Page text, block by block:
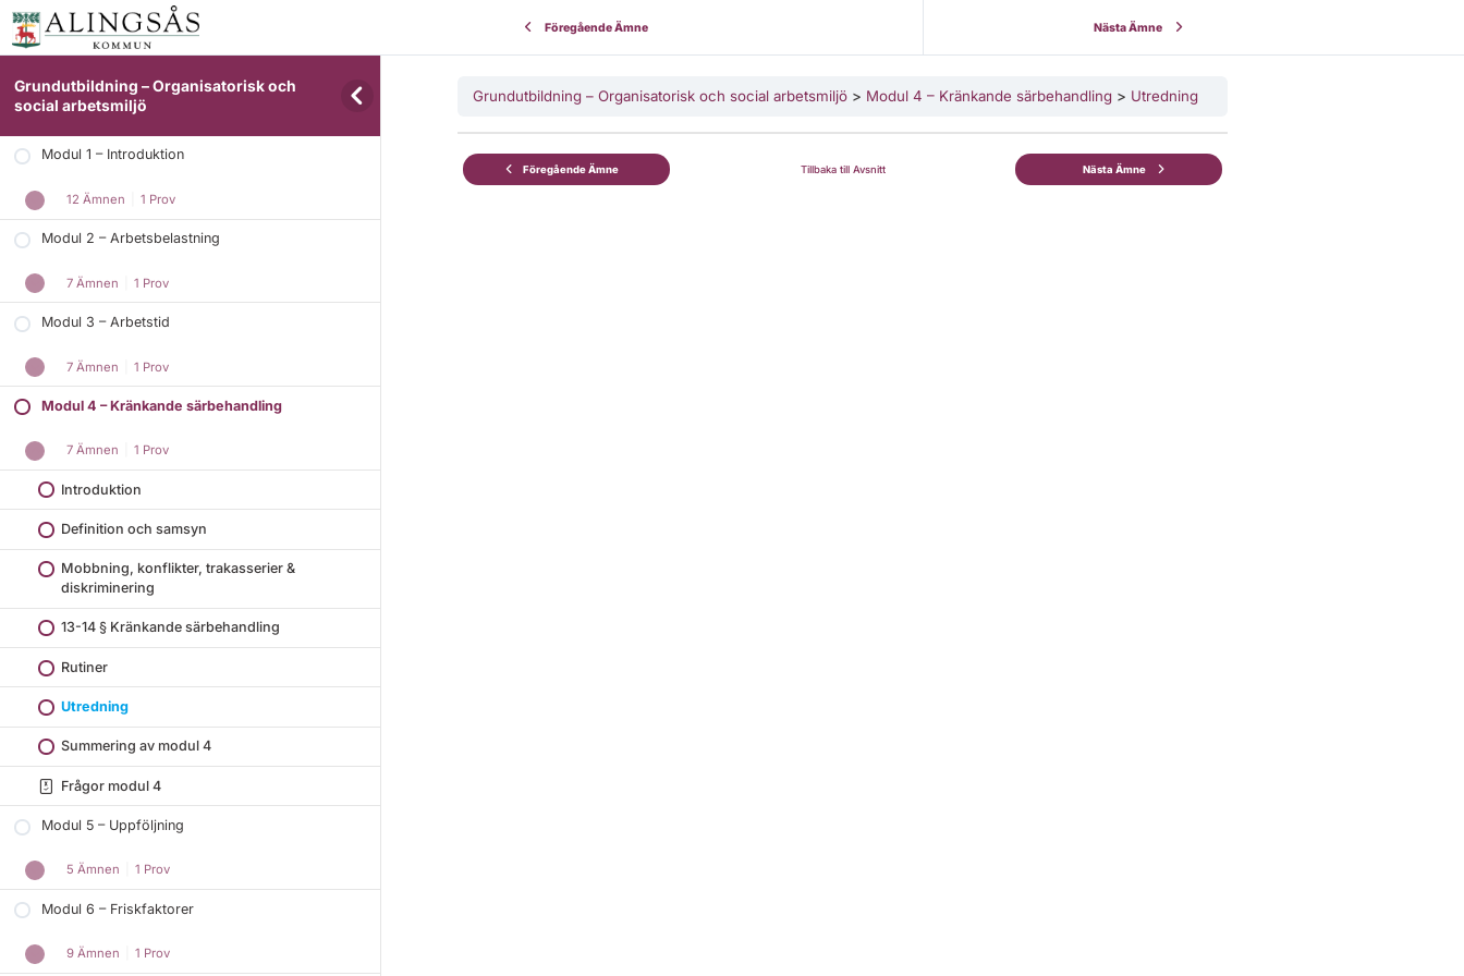
Grundutbildning – Organisatorisk och
social arbetsmiljö
Modul 1 – Introduktion
12 Ämnen 1 Prov
Modul 2 – Arbetsbelastning
7 Ämnen 1 Prov
Modul 3 – Arbetstid
7 Ämnen 1 Prov
Modul 4 – Kränkande särbehandling
7 Ämnen 1 Prov
Introduktion
Definition och samsyn
Mobbning, konflikter, trakasserier &
diskriminering
13-14 § Kränkande särbehandling
Rutiner
Utredning
Summering av modul 4
Frågor modul 4
Modul 5 – Uppföljning
5 Ämnen 1 Prov
Modul 6 – Friskfaktorer
9 Ämnen 1 Prov
Föregående Ämne Nästa Ämne
Grundutbildning – Organisatorisk och social arbetsmiljö Modul 4 – Kränkande särbehandling Utredning
Föregående Ämne Tillbaka till Avsnitt Nästa Ämne